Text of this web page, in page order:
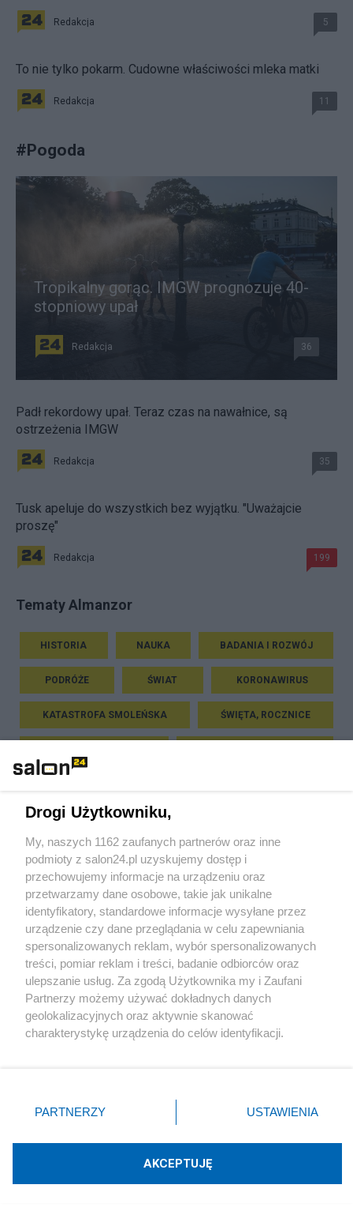
Redakcja 5
To nie tylko pokarm. Cudowne właściwości mleka matki
Redakcja 11
#Pogoda
Tropikalny gorąc. IMGW prognozuje 40-
stopniowy upał
Redakcja 36
Padł rekordowy upał. Teraz czas na nawałnice, są
ostrzeżenia IMGW
Redakcja 35
Tusk apeluje do wszystkich bez wyjątku. "Uważajcie
proszę"
Redakcja 199
Tematy Almanzor
HISTORIA NAUKA BADANIA I ROZWÓJ
PODRÓŻE ŚWIAT KORONAWIRUS
KATASTROFA SMOLEŃSKA ŚWIĘTA, ROCZNICE
Siukum Balala
leniuch102
Witek
Napisz notkę
Podziel się swoją opinią
ZAŁÓŻ BLOG
Drogi Użytkowniku,
My, naszych 1162 zaufanych partnerów oraz inne
podmioty z salon24.pl uzyskujemy dostęp i
przechowujemy informacje na urządzeniu oraz
przetwarzamy dane osobowe, takie jak unikalne
identyfikatory, standardowe informacje wysyłane przez
urządzenie czy dane przeglądania w celu zapewniania
spersonalizowanych reklam, wybór spersonalizowanych
treści, pomiar reklam i treści, badanie odbiorców oraz
ulepszanie usług. Za zgodą Użytkownika my i Zaufani
Partnerzy możemy używać dokładnych danych
geolokalizacyjnych oraz aktywnie skanować
charakterystykę urządzenia do celów identyfikacji.
zmienić/wycofać klikając przycisk ustawień prywatności
znajdujący się w lewym dolnym rogu strony
rodzaje przetwarzania danych nie wymagają zgody
użytkownika, ale masz prawo sprzeciwić się takiemu
PARTNERZY USTAWIENIA
AKCEPTUJĘ